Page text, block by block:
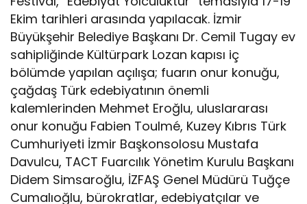
Ekim tarihleri arasında yapılacak. İzmir
Büyükşehir Belediye Başkanı Dr. Cemil Tugay ev
sahipliğinde Kültürpark Lozan kapısı iç
bölümde yapılan açılışa; fuarın onur konuğu,
çağdaş Türk edebiyatının önemli
kalemlerinden Mehmet Eroğlu, uluslararası
onur konuğu Fabien Toulmé, Kuzey Kıbrıs Türk
Cumhuriyeti İzmir Başkonsolosu Mustafa
Davulcu, TACT Fuarcılık Yönetim Kurulu Başkanı
Didem Simsaroğlu, İZFAŞ Genel Müdürü Tuğçe
Cumalıoğlu, bürokratlar, edebiyatçılar ve